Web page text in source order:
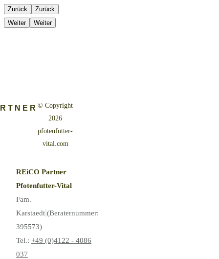
Zurück
Zurück
Weiter
Weiter
© Copyright
2026
pfotenfutter-
vital.com
REiCO Partner
Pfotenfutter-Vital
Fam.
Karstaedt (Beraternummer:
395573)
Tel.: +49 (0)4122 - 4086
037